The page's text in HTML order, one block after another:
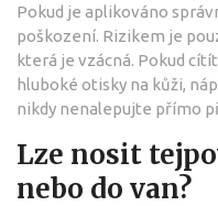
Pokud je aplikováno
poškození. Rizikem je
která je vzácná. Pokud
hluboké otisky na kůži,
nikdy nenalepujte přímo
Lze nosit
nebo do van?